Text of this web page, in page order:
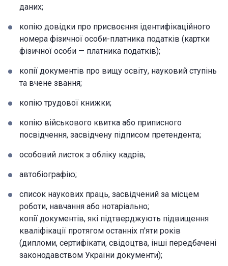
даних;
копію довідки про присвоєння ідентифікаційного
номера фізичної особи-платника податків (картки
фізичної особи — платника податків);
копії документів про вищу освіту, науковий ступінь
та вчене звання;
копію трудової книжки;
копію військового квитка або приписного
посвідчення, засвідчену підписом претендента;
особовий листок з обліку кадрів;
автобіографію;
список наукових праць, засвідчений за місцем
роботи, навчання або нотаріально;
копії документів, які підтверджують підвищення
кваліфікації протягом останніх п'яти років
(дипломи, сертифікати, свідоцтва, інші передбачені
законодавством України документи);